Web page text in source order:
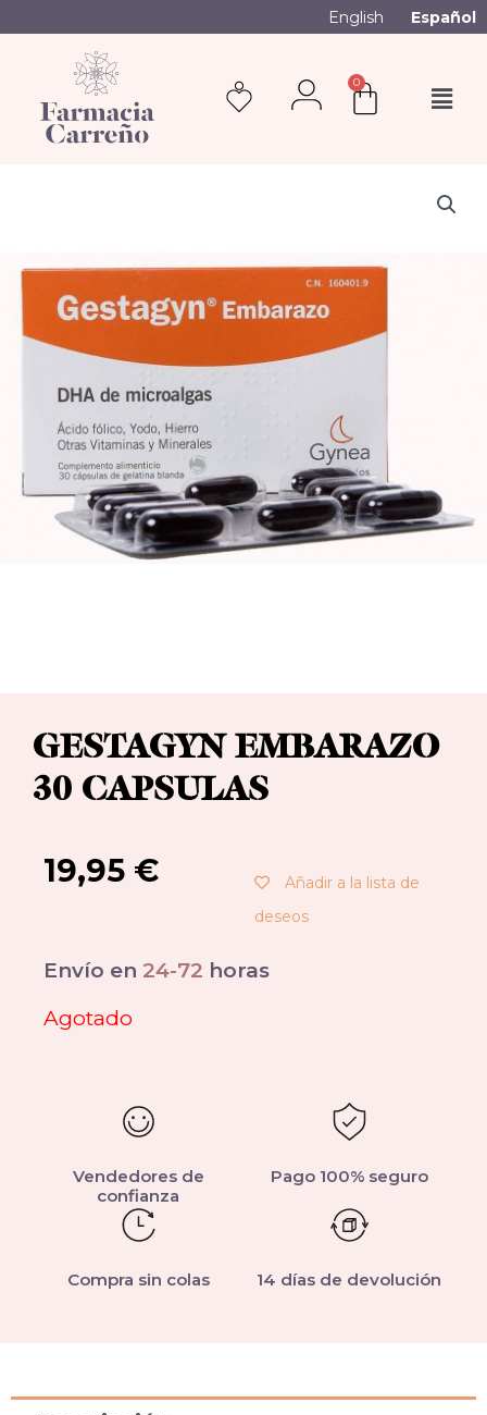
English Español
0
GESTAGYN EMBARAZO
30 CAPSULAS
19,95 €
Añadir a la lista de
deseos
Envío en 24-72 horas
Agotado
Vendedores de
confianza
Pago 100% seguro
Compra sin colas 14 días de devolución